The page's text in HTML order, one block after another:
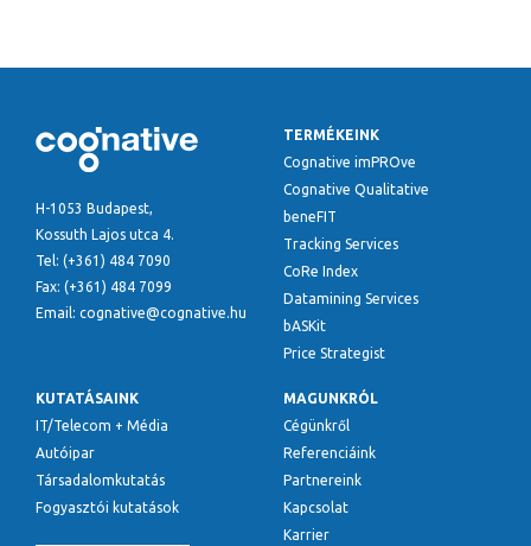
H-1053 Budapest,
Kossuth Lajos utca 4.
Tel: (+361) 484 7090
Fax: (+361) 484 7099
Email: cognative@cognative.hu
TERMÉKEINK
Cognative imPROve
Cognative Qualitative
beneFIT
Tracking Services
CoRe Index
Datamining Services
bASKit
Price Strategist
KUTATÁSAINK
IT/Telecom + Média
Autóipar
Társadalomkutatás
Fogyasztói kutatások
MAGUNKRÓL
Cégünkről
Referenciáink
Partnereink
Kapcsolat
Karrier